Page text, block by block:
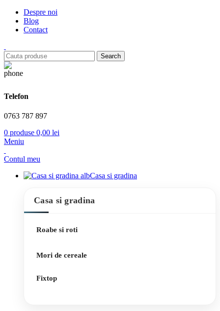
Despre noi
Blog
Contact
Search
Telefon
0763 787 897
0 produse 0,00 lei
Meniu
Contul meu
Casa si gradina
Casa si gradina
Roabe si roti
Mori de cereale
Fixtop